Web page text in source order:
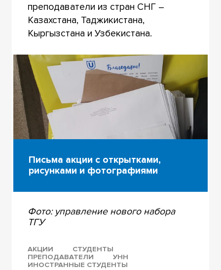
преподаватели из стран СНГ –
Казахстана, Таджикистана,
Кыргызстана и Узбекистана.
Письма акции c открытками,
рисунками и фотографиями
Фото: управление нового набора
ТГУ
АКЦИИ
СТУДЕНТЫ
ПРЕПОДАВАТЕЛИ
УНН
ИНОСТРАННЫЕ СТУДЕНТЫ